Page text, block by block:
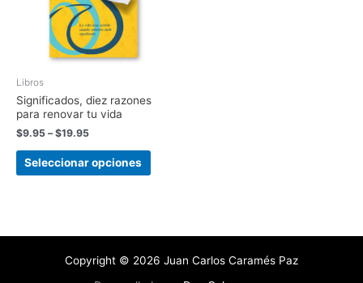
Libros
Significados, diez razones
para renovar tu vida
$9.95 –$19.95
Seleccionar opciones
Copyright © 2026 Juan Carlos Caramés Paz